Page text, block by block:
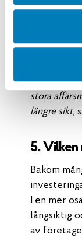
– Den
inklusive
största
stora
längre sikt,
5. Vilken
Bakom
I en mer
långsiktig
av